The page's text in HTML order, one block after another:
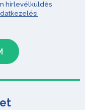
hírlevélküldés